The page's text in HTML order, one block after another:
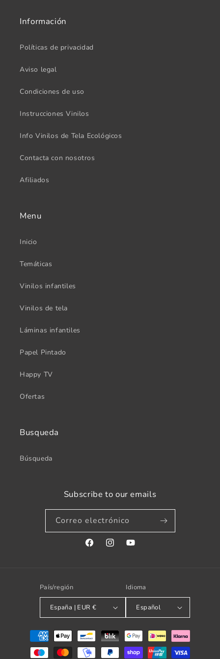
Información
Políticas de privacidad
Aviso legal
Condiciones de uso
Instrucciones Vinilos
Info Vinilos de Tela Ecológicos
Contacta con nosotros
Afiliados
Menu
Inicio
Temáticas
Vinilos infantiles
Vinilos de tela
Láminas infantiles
Papel Pintado
Happy TV
Ofertas
Busqueda
Búsqueda
Subscribe to our emails
Correo electrónico
FacebookInstagramYouTube
País/región
España | EUR €
Idioma
Español
Formas